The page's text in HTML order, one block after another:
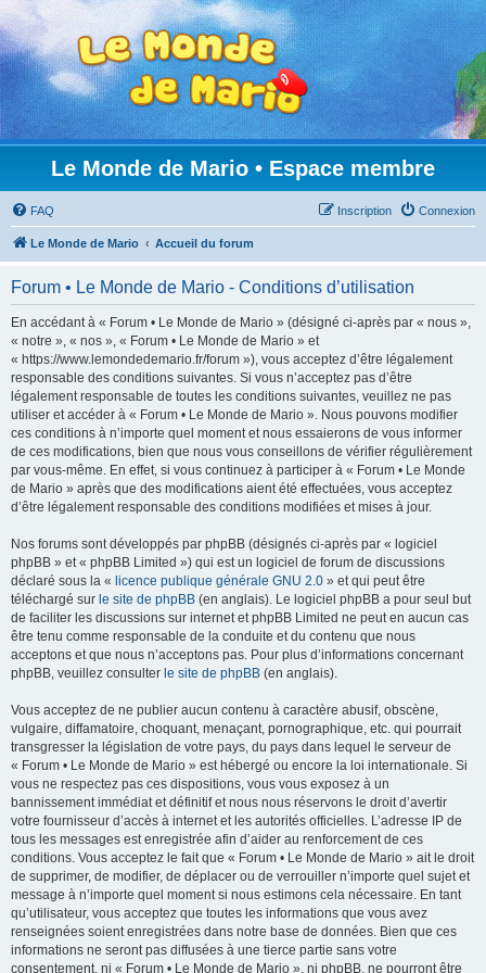
Le Monde de Mario • Espace membre
FAQ Connexion
Inscription
Le Monde de Mario Accueil du forum
Forum • Le Monde de Mario - Conditions d’utilisation
En accédant à « Forum • Le Monde de Mario » (désigné ci-après par « nous »,
« notre », « nos », « Forum • Le Monde de Mario » et
« https://www.lemondedemario.fr/forum »), vous acceptez d’être légalement
responsable des conditions suivantes. Si vous n’acceptez pas d’être
légalement responsable de toutes les conditions suivantes, veuillez ne pas
utiliser et accéder à « Forum • Le Monde de Mario ». Nous pouvons modifier
ces conditions à n’importe quel moment et nous essaierons de vous informer
de ces modifications, bien que nous vous conseillons de vérifier régulièrement
par vous-même. En effet, si vous continuez à participer à « Forum • Le Monde
de Mario » après que des modifications aient été effectuées, vous acceptez
d’être légalement responsable des conditions modifiées et mises à jour.
Nos forums sont développés par phpBB (désignés ci-après par « logiciel
phpBB » et « phpBB Limited ») qui est un logiciel de forum de discussions
déclaré sous la « licence publique générale GNU 2.0 » et qui peut être
téléchargé sur le site de phpBB (en anglais). Le logiciel phpBB a pour seul but
de faciliter les discussions sur internet et phpBB Limited ne peut en aucun cas
être tenu comme responsable de la conduite et du contenu que nous
acceptons et que nous n’acceptons pas. Pour plus d’informations concernant
phpBB, veuillez consulter le site de phpBB (en anglais).
Vous acceptez de ne publier aucun contenu à caractère abusif, obscène,
vulgaire, diffamatoire, choquant, menaçant, pornographique, etc. qui pourrait
transgresser la législation de votre pays, du pays dans lequel le serveur de
« Forum • Le Monde de Mario » est hébergé ou encore la loi internationale. Si
vous ne respectez pas ces dispositions, vous vous exposez à un
bannissement immédiat et définitif et nous nous réservons le droit d’avertir
votre fournisseur d’accès à internet et les autorités officielles. L’adresse IP de
tous les messages est enregistrée afin d’aider au renforcement de ces
conditions. Vous acceptez le fait que « Forum • Le Monde de Mario » ait le droit
de supprimer, de modifier, de déplacer ou de verrouiller n’importe quel sujet et
message à n’importe quel moment si nous estimons cela nécessaire. En tant
qu’utilisateur, vous acceptez que toutes les informations que vous avez
renseignées soient enregistrées dans notre base de données. Bien que ces
informations ne seront pas diffusées à une tierce partie sans votre
consentement, ni « Forum • Le Monde de Mario », ni phpBB, ne pourront être